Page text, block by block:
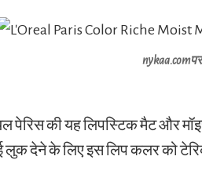
nykaa.com
पेरिस की यह लिपस्टिक मैट और
लुक देने के लिए इस लिप कलर को